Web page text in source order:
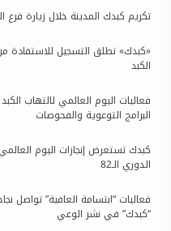
تكريم كبدك المدينة خلال زيارة فرع
«كبدك» تطلق التسجيل للاستفادة
الكبد
البرامج التوعوية والفحوصات
كبدك تستعرض إنجازات اليوم
الدوري الـ82
فعاليات “ابتسامة العافية” تواصل
“كبدك” في نشر الوعي